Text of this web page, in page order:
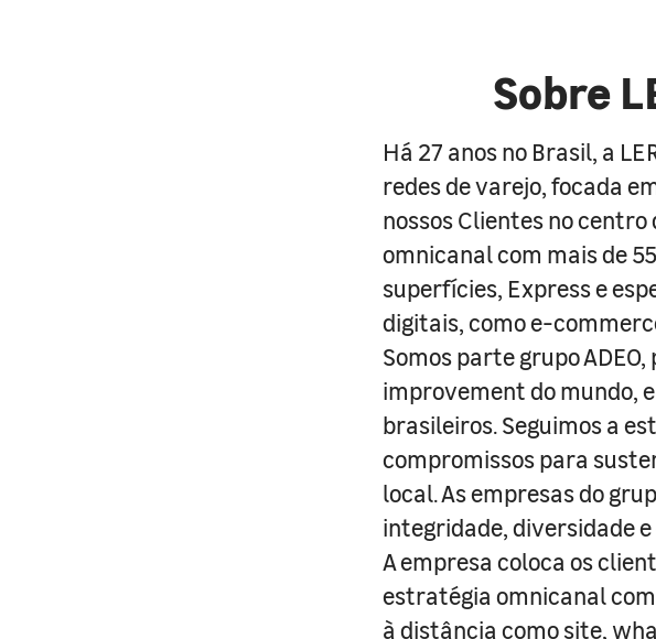
Sobre
Há 27 anos no Brasil, a
redes de varejo, focada
nossos Clientes no
omnicanal com mais de
superfícies, Express e
digitais, como e-
Somos parte grupo
improvement do mundo,
brasileiros. Seguimos a
compromissos para
local. As empresas do
integridade, diversidade
A empresa coloca os
estratégia omnicanal
à distância como site,